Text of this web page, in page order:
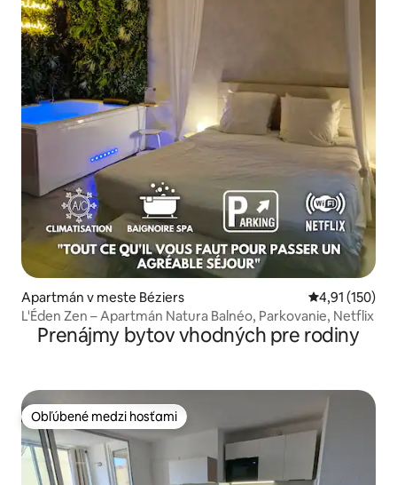
Apartmán v meste Béziers Priemerné
4,91 (150)
L'Éden Zen – Apartmán Natura Balnéo, Parkovanie, Netflix
Prenájmy bytov vhodných pre rodiny
Obľúbené medzi hosťami
Obľúbené medzi hosťami